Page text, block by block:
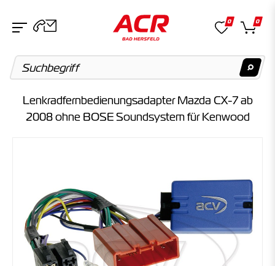
Keine Suchergebnisse gefunden.
Kategorien
Keine Suchergebnisse gefunden.
0 0
Lenkradfernbedienungsadapter Mazda CX-7 ab
2008 ohne BOSE Soundsystem für Kenwood